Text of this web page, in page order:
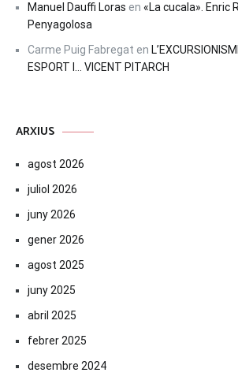
Manuel Dauffi Loras en «La cucala». Enric
Penyagolosa
Carme Puig Fabregat en
ESPORT I… VICENT PITARCH
ARXIUS
agost 2026
juliol 2026
juny 2026
gener 2026
agost 2025
juny 2025
abril 2025
febrer 2025
desembre 2024